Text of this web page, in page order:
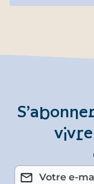
vivre